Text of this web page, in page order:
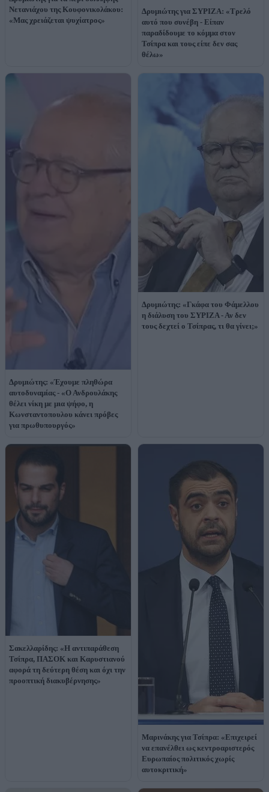
Νετανιάχου της Κουφονικολάκου:
«Μας χρειάζεται ψυχίατρος»
Δρυμιώτης για ΣΥΡΙΖΑ: «Τρελό
αυτό που συνέβη - Είπαν
παραδίδουμε το κόμμα στον
Τσίπρα και τους είπε δεν σας
θέλω»
Δρυμιώτης: «Έχουμε πληθώρα
αυτοδυναμίας - «Ο Ανδρουλάκης
θέλει νίκη με μια ψήφο, η
Κωνσταντοπουλου κάνει πρόβες
για πρωθυπουργός»
Δρυμιώτης: «Γκάφα του Φάμελλου
η διάλυση του ΣΥΡΙΖΑ - Αν δεν
τους δεχτεί ο Τσίπρας, τι θα γίνει;»
Σακελλαρίδης: «Η αντιπαράθεση
Τσίπρα, ΠΑΣΟΚ και Καρυστιανού
αφορά τη δεύτερη θέση και όχι την
προοπτική διακυβέρνησης»
Μαρινάκης για Τσίπρα: «Επιχειρεί
να επανέλθει ως κεντροαριστερός
Ευρωπαίος πολιτικός χωρίς
αυτοκριτική»